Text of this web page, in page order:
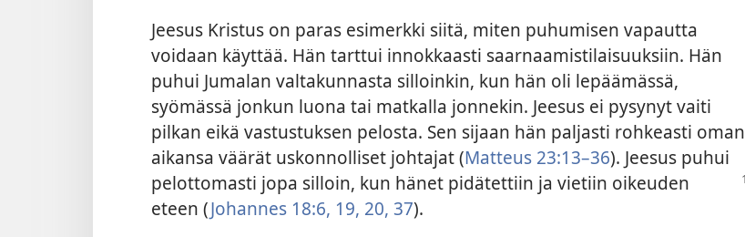
Jeesus Kristus on paras esimerkki siitä, miten puhumisen vapautta
voidaan käyttää. Hän tarttui innokkaasti saarnaamistilaisuuksiin. Hän
puhui Jumalan valtakunnasta silloinkin, kun hän oli lepäämässä,
syömässä jonkun luona tai matkalla jonnekin. Jeesus ei pysynyt vaiti
pilkan eikä vastustuksen pelosta. Sen sijaan hän paljasti rohkeasti oman
aikansa väärät uskonnolliset johtajat (Matteus 23:13–36). Jeesus puhui
pelottomasti jopa silloin, kun hänet pidätettiin ja vietiin oikeuden
eteen (Johannes 18:6, 19, 20, 37).